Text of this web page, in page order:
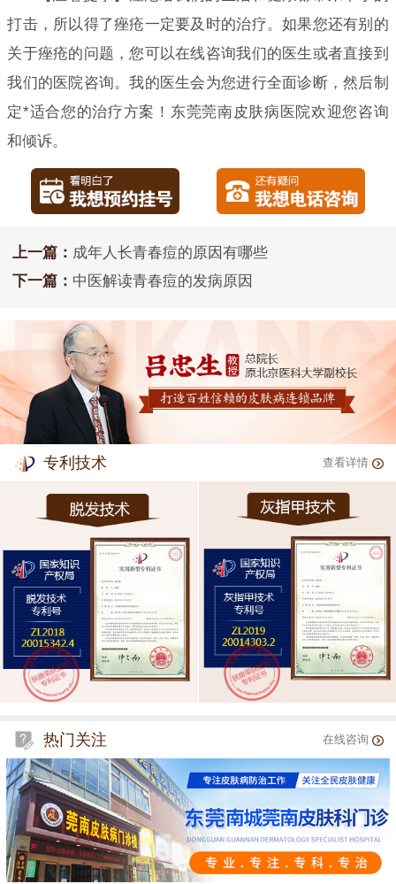
打击，所以得了痤疮一定要及时的治疗。如果您还有别的
关于痤疮的问题，您可以在线咨询我们的医生或者直接到
我们的医院咨询。我的医生会为您进行全面诊断，然后制
定*适合您的治疗方案！东莞莞南皮肤病医院欢迎您咨询
和倾诉。
上一篇： 成年人长青春痘的原因有哪些
下一篇： 中医解读青春痘的发病原因
专利技术 查看详情
热门关注 在线咨询